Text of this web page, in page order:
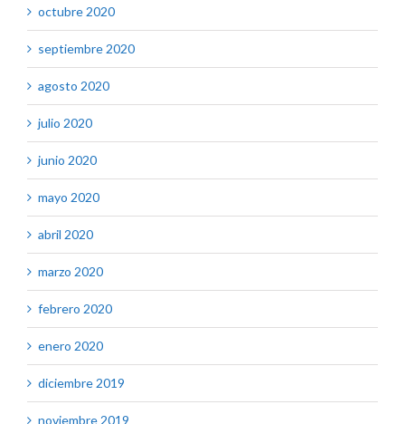
octubre 2020
septiembre 2020
agosto 2020
julio 2020
junio 2020
mayo 2020
abril 2020
marzo 2020
febrero 2020
enero 2020
diciembre 2019
noviembre 2019